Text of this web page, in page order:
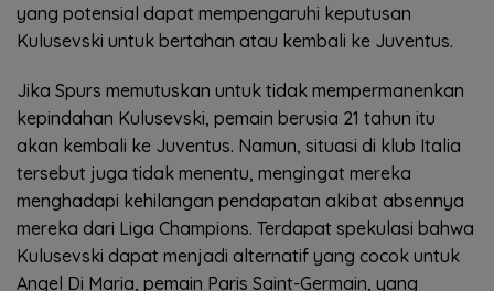
yang potensial dapat mempengaruhi keputusan
Kulusevski untuk bertahan atau kembali ke Juventus.
Jika Spurs memutuskan untuk tidak mempermanenkan
kepindahan Kulusevski, pemain berusia 21 tahun itu
akan kembali ke Juventus. Namun, situasi di klub Italia
tersebut juga tidak menentu, mengingat mereka
menghadapi kehilangan pendapatan akibat absennya
mereka dari Liga Champions. Terdapat spekulasi bahwa
Kulusevski dapat menjadi alternatif yang cocok untuk
Angel Di Maria, pemain Paris Saint-Germain, yang